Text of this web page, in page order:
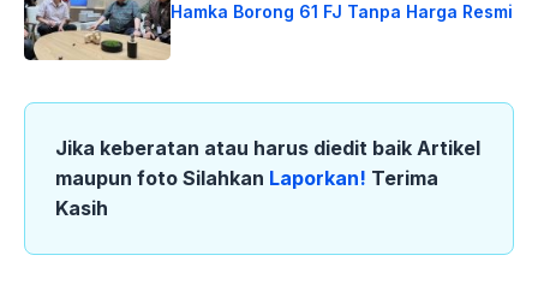
Hamka Borong 61 FJ Tanpa Harga Resmi
Jika keberatan atau harus diedit baik Artikel
maupun foto Silahkan Laporkan! Terima
Kasih